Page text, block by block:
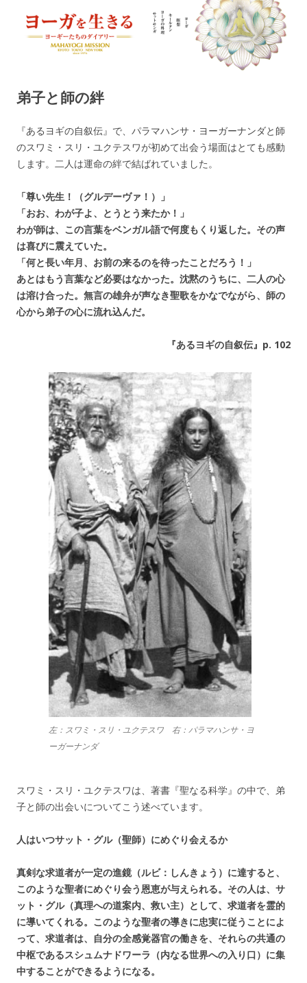
ヨーガを生きる — MAHAYOGI
MISSION ブログ
弟子と師の絆
『あるヨギの自叙伝』で、パラマハンサ・ヨーガーナンダと師
のスワミ・スリ・ユクテスワが初めて出会う場面はとても感動
します。二人は運命の絆で結ばれていました。
「尊い先生！（グルデーヴァ！）」
「おお、わが子よ、とうとう来たか！」
わが師は、この言葉をベンガル語で何度もくり返した。その声
は喜びに震えていた。
「何と長い年月、お前の来るのを待ったことだろう！」
あとはもう言葉など必要はなかった。沈黙のうちに、二人の心
は溶け合った。無言の雄弁が声なき聖歌をかなでながら、師の
心から弟子の心に流れ込んだ。
『あるヨギの自叙伝』p. 102
左：スワミ・スリ・ユクテスワ 右：パラマハンサ・ヨ
ーガーナンダ
スワミ・スリ・ユクテスワは、著書『聖なる科学』の中で、弟
子と師の出会いについてこう述べています。
人はいつサット・グル（聖師）にめぐり会えるか
真剣な求道者が一定の進鏡（ルビ：しんきょう）に達すると、
このような聖者にめぐり会う恩恵が与えられる。その人は、サ
ット・グル（真理への道案内、救い主）として、求道者を霊的
に導いてくれる。このような聖者の導きに忠実に従うことによ
って、求道者は、自分の全感覚器官の働きを、それらの共通の
中枢であるスシュムナドワーラ（内なる世界への入り口）に集
中することができるようになる。